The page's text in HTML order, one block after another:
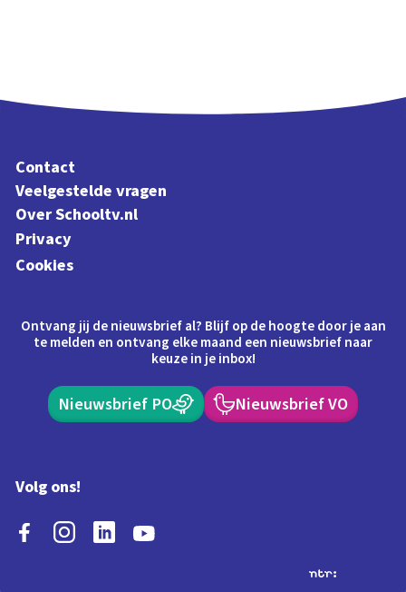
Contact
Veelgestelde vragen
Over Schooltv.nl
Privacy
Cookies
Ontvang jij de nieuwsbrief al? Blijf op de hoogte door je aan
te melden en ontvang elke maand een nieuwsbrief naar
keuze in je inbox!
Nieuwsbrief PO Nieuwsbrief VO
Volg ons!